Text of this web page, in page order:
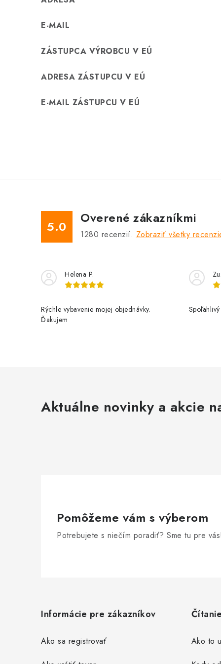
E-MAIL
ZÁSTUPCA VÝROBCU V EÚ
ADRESA ZÁSTUPCU V EÚ
E-MAIL ZÁSTUPCU V EÚ
5.0
Overené zákazníkmi
1280 recenzií. Zobraziť všetky
Helena P.
Rýchle vybavenie mojej objednávky.
Ďakujem
Aktuálne novinky a akcie
Pomôžeme vám s výberom
Potrebujete s niečím poradiť? Sme tu pre vás!
Informácie pre zákazníkov
Ako sa registrovať Ako to